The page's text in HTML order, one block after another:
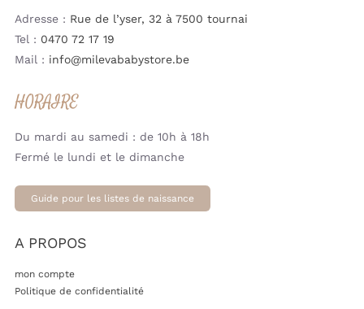
Adresse : Rue de l’yser, 32 à 7500 tournai
Tel : 0470 72 17 19
Mail : info@milevababystore.be
HORAIRE
Du mardi au samedi : de 10h à 18h
Fermé le lundi et le dimanche
Guide pour les listes de naissance
A PROPOS
mon compte
Politique de confidentialité